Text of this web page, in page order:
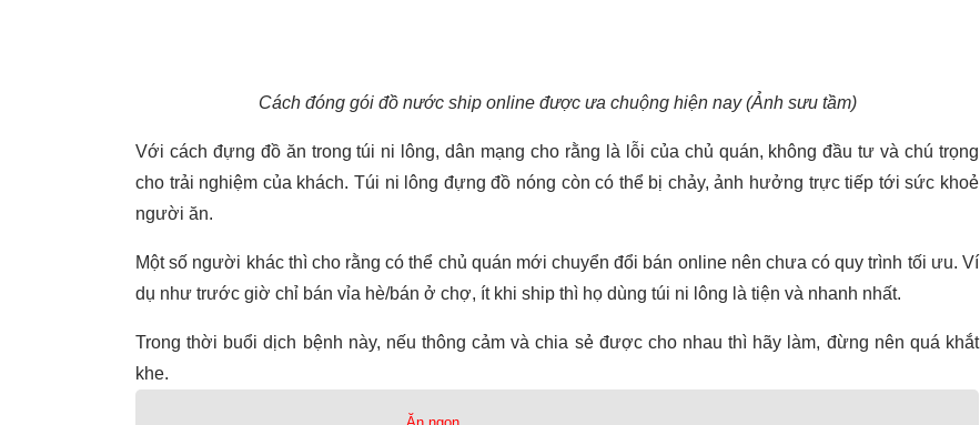
Cách đóng gói đồ nước ship online được ưa chuộng hiện nay (Ảnh sưu tầm)
Với cách đựng đồ ăn trong túi ni lông, dân mạng cho rằng là lỗi của chủ quán, không đầu tư và chú trọng
cho trải nghiệm của khách. Túi ni lông đựng đồ nóng còn có thể bị chảy, ảnh hưởng trực tiếp tới sức khoẻ
người ăn.
Một số người khác thì cho rằng có thể chủ quán mới chuyển đổi bán online nên chưa có quy trình tối ưu. Ví
dụ như trước giờ chỉ bán vỉa hè/bán ở chợ, ít khi ship thì họ dùng túi ni lông là tiện và nhanh nhất.
Trong thời buổi dịch bệnh này, nếu thông cảm và chia sẻ được cho nhau thì hãy làm, đừng nên quá khắt
khe.